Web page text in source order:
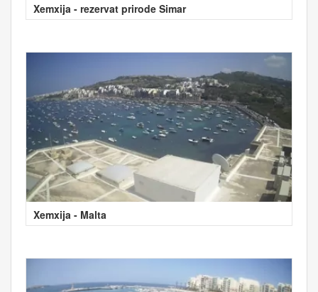
Xemxija - rezervat prirode Simar
Xemxija - Malta